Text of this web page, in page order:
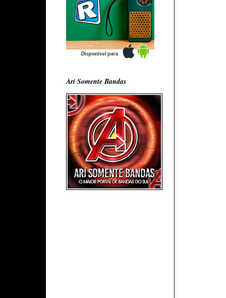
Ari Somente Bandas